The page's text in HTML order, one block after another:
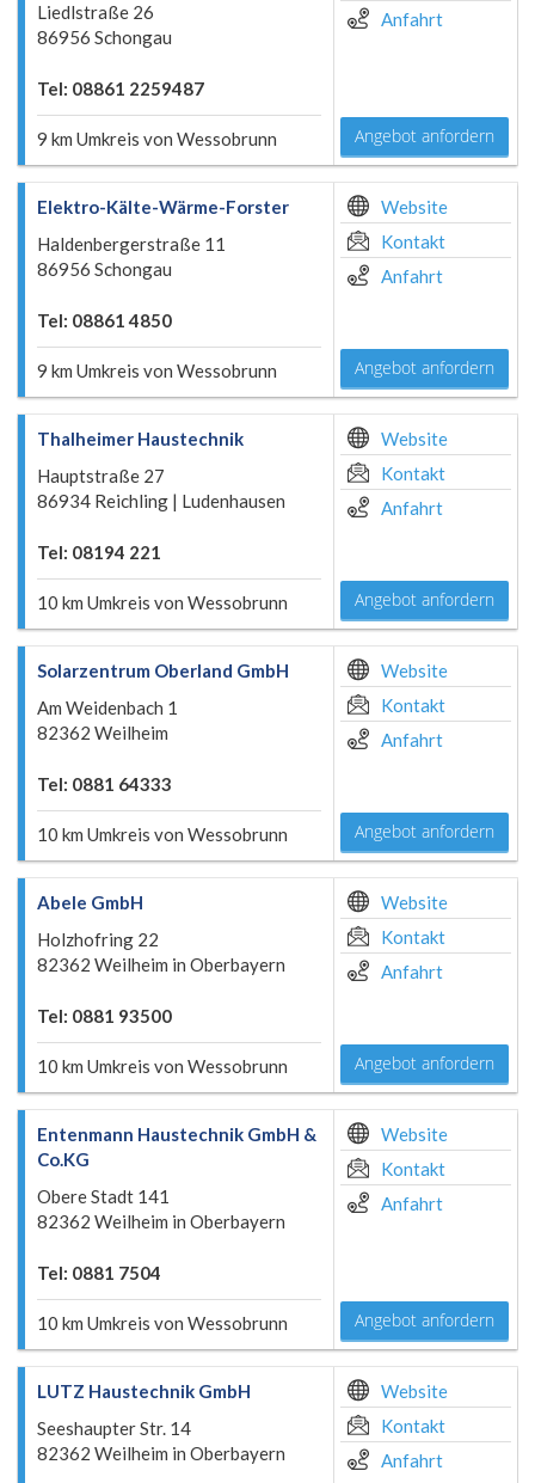
Liedlstraße 26
86956 Schongau
Tel: 08861 2259487
9 km Umkreis von Wessobrunn
Anfahrt
Angebot anfordern
Elektro-Kälte-Wärme-Forster
Haldenbergerstraße 11
86956 Schongau
Tel: 08861 4850
9 km Umkreis von Wessobrunn
Website
Kontakt
Anfahrt
Angebot anfordern
Thalheimer Haustechnik
Hauptstraße 27
86934 Reichling | Ludenhausen
Tel: 08194 221
10 km Umkreis von Wessobrunn
Website
Kontakt
Anfahrt
Angebot anfordern
Solarzentrum Oberland GmbH
Am Weidenbach 1
82362 Weilheim
Tel: 0881 64333
10 km Umkreis von Wessobrunn
Website
Kontakt
Anfahrt
Angebot anfordern
Abele GmbH
Holzhofring 22
82362 Weilheim in Oberbayern
Tel: 0881 93500
10 km Umkreis von Wessobrunn
Website
Kontakt
Anfahrt
Angebot anfordern
Entenmann Haustechnik GmbH &
Co.KG
Obere Stadt 141
82362 Weilheim in Oberbayern
Tel: 0881 7504
10 km Umkreis von Wessobrunn
Website
Kontakt
Anfahrt
Angebot anfordern
LUTZ Haustechnik GmbH
Seeshaupter Str. 14
82362 Weilheim in Oberbayern
Website
Kontakt
Anfahrt